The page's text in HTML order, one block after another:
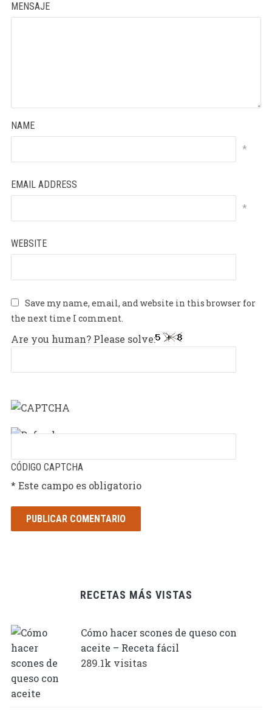
MENSAJE
NAME
*
EMAIL ADDRESS
*
WEBSITE
Save my name, email, and website in this browser for
the next time I comment.
Are you human? Please solve:
CÓDIGO CAPTCHA
* Este campo es obligatorio
RECETAS MÁS VISTAS
Cómo hacer scones de queso con
aceite – Receta fácil
289.1k visitas